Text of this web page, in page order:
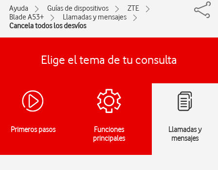
Ayuda Guías de dispositivos
ZTE
Blade A53+
Llamadas y mensajes
Cancela todos los desvíos
Elige el tema de tu consulta
Primeros pasos
Funciones
principales
Llamadas y
mensajes